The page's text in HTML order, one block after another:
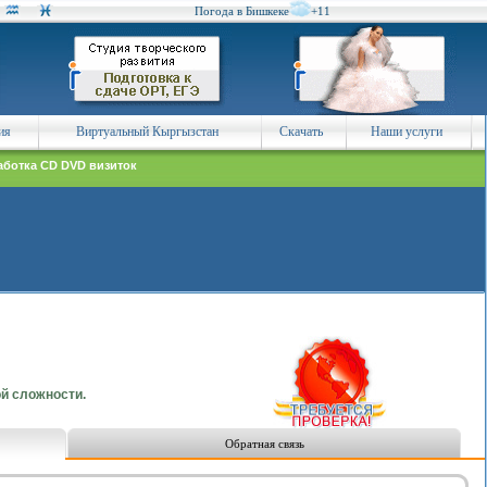
Погода в Бишкеке +11
Виртуальный Кыргызстан Скачать Наши услуги
CD DVD визиток
сложности.
Обратная связь